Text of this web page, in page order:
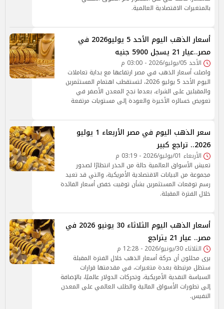
بالمتغيرات الاقتصادية العالمية.
أسعار الذهب اليوم الأحد 5 يوليو2026 في
مصر..عيار 21 يسجل 5900 جنيه
الأحد 05/يوليو/2026 - 03:00 م
واصلت أسعار الذهب في مصر ارتفاعها مع بداية تعاملات
اليوم الأحد 5 يوليو 2026، لتستقطب اهتمام المستثمرين
والمقبلين على الشراء، بعدما نجح المعدن الأصفر في
تعويض خسائره الأخيرة والعودة إلى مستويات مرتفعة
سعر الذهب اليوم في مصر الأربعاء 1 يوليو
2026.. تراجع كبير
الأربعاء 01/يوليو/2026 - 03:19 م
تعيش الأسواق العالمية حالة من الحذر انتظارًا لصدور
مجموعة من البيانات الاقتصادية الأمريكية، والتي قد تعيد
رسم توقعات المستثمرين بشأن توقيت خفض أسعار الفائدة
خلال الفترة المقبلة.
أسعار الذهب اليوم الثلاثاء 30 يونيو 2026 في
مصر.. عيار 21 يتراجع
الثلاثاء 30/يونيو/2026 - 12:28 م
يرى محللون أن حركة أسعار الذهب خلال الفترة المقبلة
ستظل مرتبطة بعدة متغيرات، في مقدمتها قرارات
السياسة النقدية الأمريكية، وتحركات الدولار عالميًا، بالإضافة
إلى تطورات الأسواق المالية والطلب العالمي على المعدن
النفيس.